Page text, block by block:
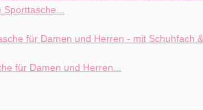
Sporttasche...
für Damen und Herren...